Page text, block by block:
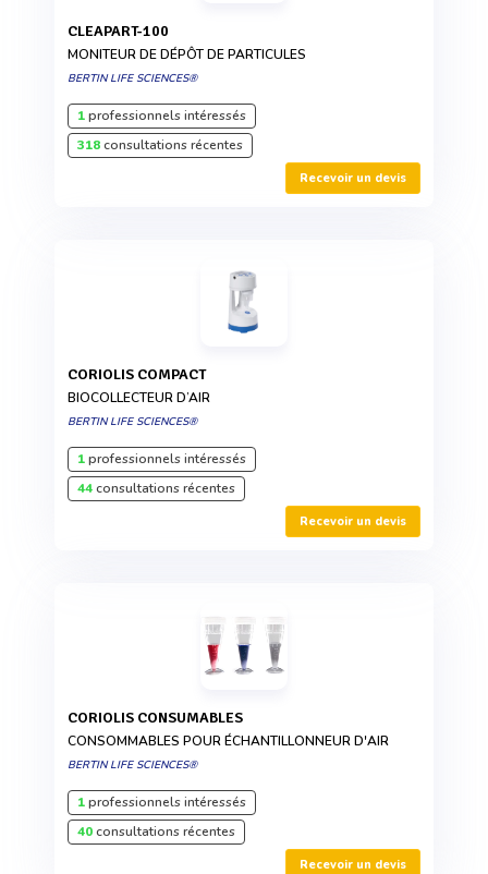
CLEAPART-100
MONITEUR DE DÉPÔT DE PARTICULES
BERTIN LIFE SCIENCES®
1professionnels intéressés
318consultations récentes
Recevoir un devis
CORIOLIS COMPACT
BIOCOLLECTEUR D’AIR
BERTIN LIFE SCIENCES®
1professionnels intéressés
44consultations récentes
Recevoir un devis
CORIOLIS CONSUMABLES
CONSOMMABLES POUR ÉCHANTILLONNEUR D'AIR
BERTIN LIFE SCIENCES®
1professionnels intéressés
40consultations récentes
Recevoir un devis